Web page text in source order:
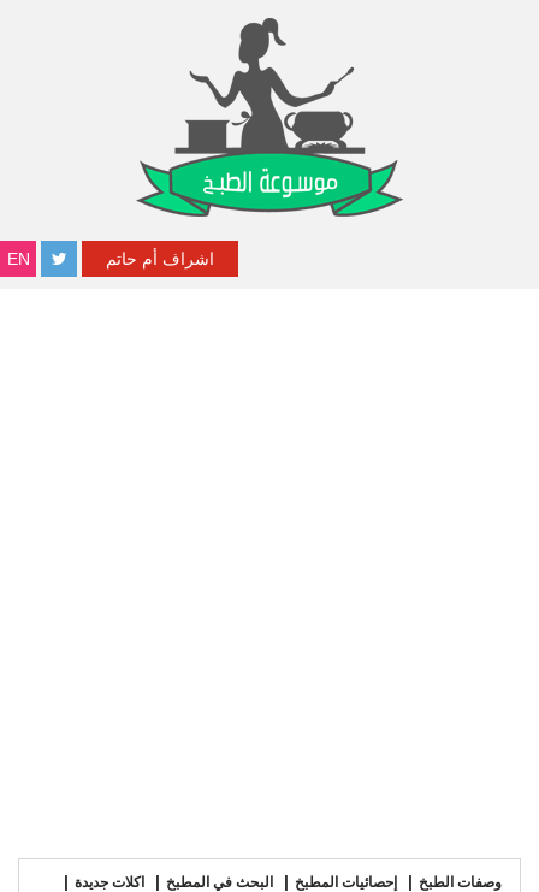
EN اشراف أم حاتم
وصفات الطبخ إحصائيات المطبخ البحث في المطبخ
اكلات جديدة